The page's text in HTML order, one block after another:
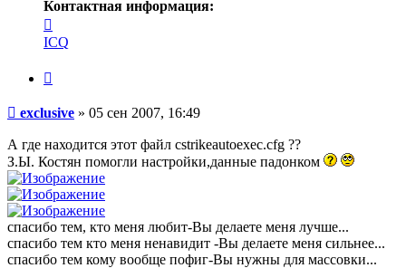
Контактная информация:
информация
пользователя
ICQ
Сообщение
exclusive » 05 сен 2007, 16:49
А где находится этот файл cstrikeautoexec.cfg ??
З.Ы. Костян помогли настройки,данные падонком
спасибо тем, кто меня любит-Вы делаете меня лучше...
спасибо тем кто меня ненавидит -Вы делаете меня сильнее...
спасибо тем кому вообще пофиг-Вы нужны для массовки...